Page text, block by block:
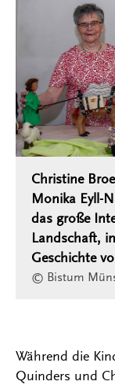
Christine
Monika Eyll-
das große
Landschaft,
Geschichte
© Bistum
Während die
Quinders und